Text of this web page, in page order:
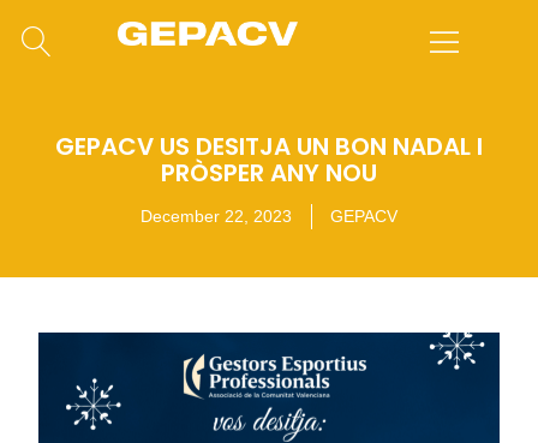
GEPACV US DESITJA UN BON NADAL I
PRÒSPER ANY NOU
December 22, 2023 GEPACV